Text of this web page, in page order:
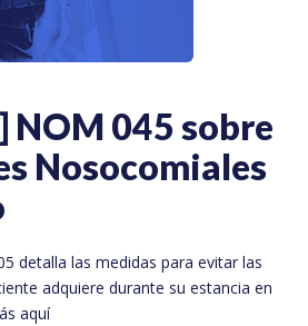
NOM 045 sobre
Nosocomiales
detalla las medidas para evitar las
adquiere durante su estancia en
aquí